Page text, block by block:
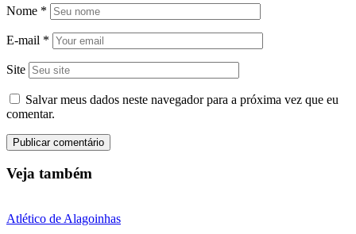
Nome *
E-mail *
Site
Salvar meus dados neste navegador para a próxima vez que eu
comentar.
Veja também
Atlético de Alagoinhas